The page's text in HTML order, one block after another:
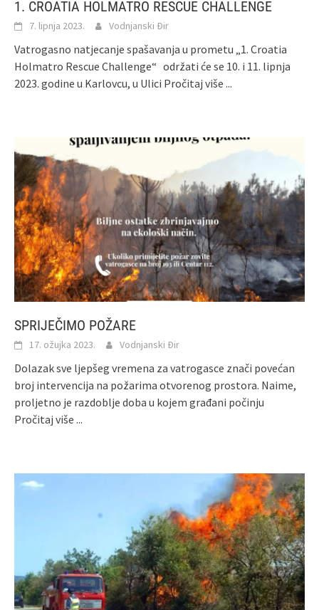
1. CROATIA HOLMATRO RESCUE CHALLENGE
7. lipnja 2023. Vodnjanski Đir
Vatrogasno natjecanje spašavanja u prometu „1. Croatia
Holmatro Rescue Challenge“ održati će se 10. i 11. lipnja
2023. godine u Karlovcu, u Ulici Pročitaj više ...
SPRIJEČIMO POŽARE
17. ožujka 2023. Vodnjanski Đir
Dolazak sve ljepšeg vremena za vatrogasce znači povećan
broj intervencija na požarima otvorenog prostora. Naime,
proljetno je razdoblje doba u kojem građani počinju
Pročitaj više ...